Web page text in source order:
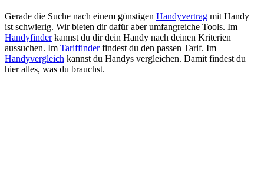
Gerade die Suche nach einem günstigen Handyvertrag mit Handy
ist schwierig. Wir bieten dir dafür aber umfangreiche Tools. Im
Handyfinderkannst du dir dein Handy nach deinen Kriterien
aussuchen. Im Tariffinderfindest du den passen Tarif. Im
Handyvergleich kannst du Handys vergleichen. Damit findest du
hier alles, was du brauchst.